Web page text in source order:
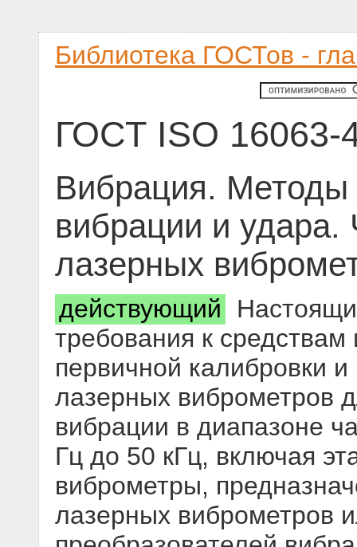
Библиотека ГОСТов -
ГОСТ ISO 16063-
Вибрация. Методы
вибрации и удара.
лазерных
действующий
требования к
первичной калибровки
лазерных виброметров
вибрации в диапазоне
Гц до 50 кГц, включая
виброметры,
лазерных виброметров